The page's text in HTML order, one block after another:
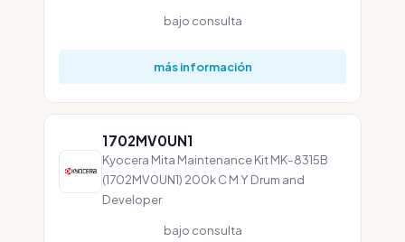
bajo consulta
más información
1702MV0UN1
Kyocera Mita Maintenance Kit MK-8315B
(1702MV0UN1) 200k C M Y Drum and
Developer
bajo consulta